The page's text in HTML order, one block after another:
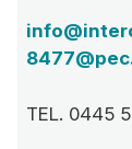
TEL. 0445